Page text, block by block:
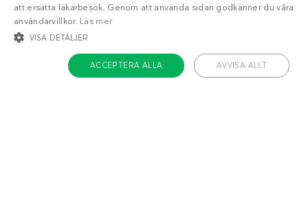
att ersätta läkarbesök. Genom att använda sidan godkänner du våra
användarvillkor. Läs mer
VISA DETALJER
ACCEPTERA ALLA AVVISA ALLT